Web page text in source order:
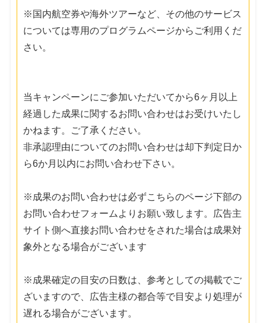
※国内航空券や海外ツアーなど、その他のサービス
については専用のプログラムページからご利用くだ
さい。
当キャンペーンにご参加いただいてから6ヶ月以上
経過した成果に関するお問い合わせはお受けいたし
かねます。ご了承ください。
非承認理由についてのお問い合わせは却下判定日か
ら6か月以内にお問い合わせ下さい。
※成果のお問い合わせは必ずこちらのページ下部の
お問い合わせフォームよりお願い致します。広告主
サイト側へ直接お問い合わせをされた場合は成果対
象外となる場合がございます
※成果確定の目安の日数は、参考としての掲載でご
ざいますので、広告主様の都合等で目安より処理が
遅れる場合がございます。